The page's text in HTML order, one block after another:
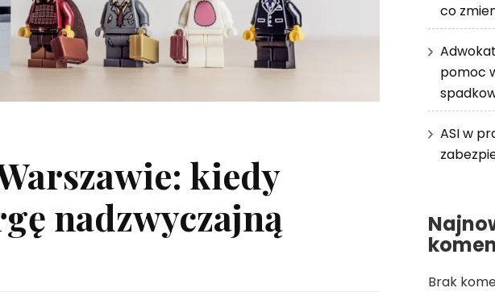
kiedy
nadzwyczajną
co
pomoc
ASI w
Brak